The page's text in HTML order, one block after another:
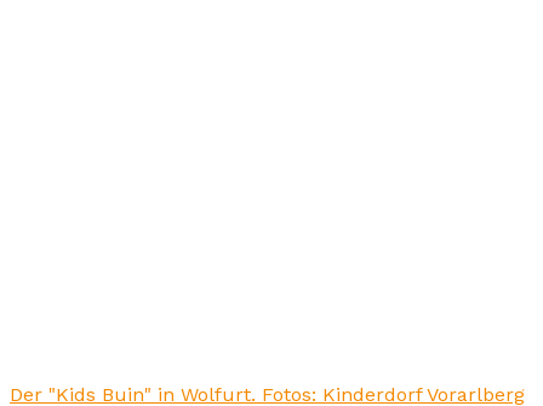
Der "Kids Buin" in Wolfurt. Fotos: Kinderdorf Vorarlberg